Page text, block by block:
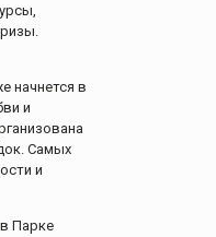
начнется в
и
Самых
и
Парке